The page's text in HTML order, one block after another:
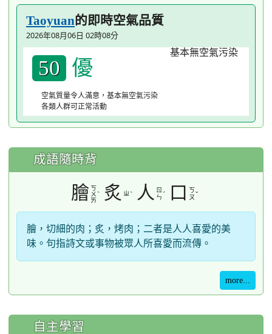
Taoyuan的即時空氣品質
2026年08月06日 02時08分
50 優
空氣質量令人滿意，基本無空氣污染
各類人群可正常活動
成語隨時背
膾 ㄎ
ㄨ
ㄞ
ˋ 炙 ㄓ ˋ 人
ㄖ
ㄣ ˊ 口 ㄎ
ㄡˇ
膾，切細的肉；炙，烤肉；二者是人人喜愛的美
味。句指詩文或事物被眾人所喜愛而流傳。
more...
自主學習